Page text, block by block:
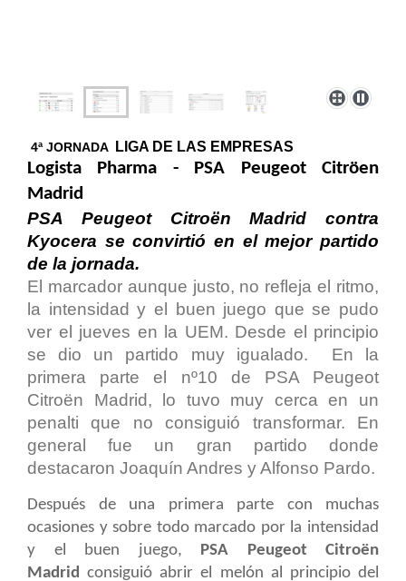
4ª JORNADA LIGA DE LAS EMPRESAS
Logista Pharma - PSA Peugeot Citröen
Madrid
PSA Peugeot Citroën Madrid contra
Kyocera se convirtió en el mejor partido
de la jornada.
El marcador aunque justo, no refleja el ritmo,
la intensidad y el buen juego que se pudo
ver el jueves en la UEM. Desde el principio
se dio un partido muy igualado. En la
primera parte el nº10 de PSA Peugeot
Citroën Madrid, lo tuvo muy cerca en un
penalti que no consiguió transformar. En
general fue un gran partido donde
destacaron Joaquín Andres y Alfonso Pardo.
Después de una primera parte con muchas
ocasiones y sobre todo marcado por la intensidad
y el buen juego,
PSA Peugeot Citroën
Madrid consiguió abrir el melón al principio del